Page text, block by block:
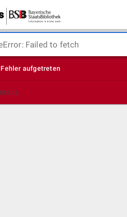
Failed to fetch
aufgetreten